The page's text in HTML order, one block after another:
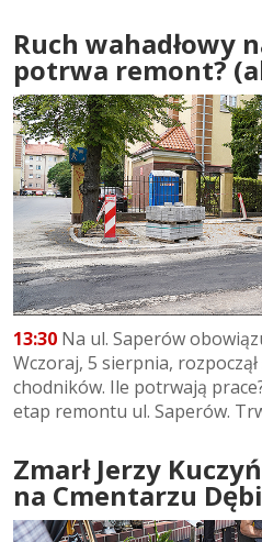
Ruch wahadłowy
potrwa remont?
13:30 Na ul. Saperów
Wczoraj, 5 sierpnia,
chodników. Ile potrwają
etap remontu ul. Saperów.
Zmarł Jerzy
na Cmentarzu